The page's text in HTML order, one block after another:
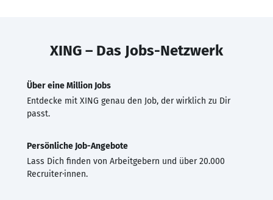
XING – Das Jobs-Netzwerk
Über eine Million Jobs
Entdecke mit XING genau den Job, der wirklich zu Dir
passt.
Persönliche Job-Angebote
Lass Dich finden von Arbeitgebern und über 20.000
Recruiter·innen.